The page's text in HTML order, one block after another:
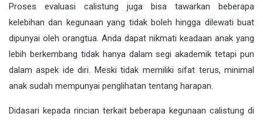
Proses evaluasi calistung juga bisa tawarkan beberapa
kelebihan dan kegunaan yang tidak boleh hingga dilewati buat
dipunyai oleh orangtua. Anda dapat nikmati keadaan anak yang
lebih berkembang tidak hanya dalam segi akademik tetapi pun
dalam aspek ide diri. Meski tidak memiliki sifat terus, minimal
anak sudah mempunyai penglihatan tentang harapan.
Didasari kepada rincian terkait beberapa kegunaan calistung di